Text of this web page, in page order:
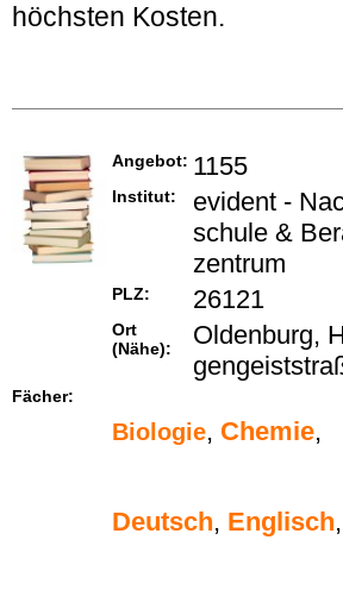
höchsten Kosten.
Angebot: 1155
Institut:
evi­dent -
schu­le &
zen­trum
PLZ: 26121
Ort
(Nähe):
Oldenburg,
Fächer:
Biologie, Chemie,
Deutsch, Englisch,